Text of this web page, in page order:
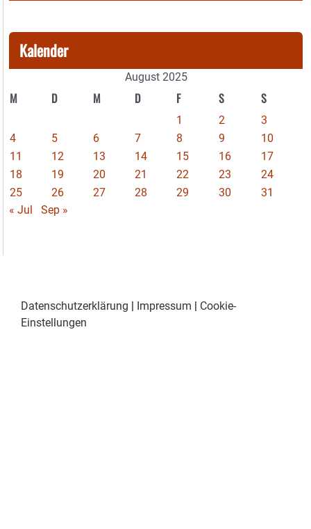
Kalender
August 2025
M D M D F S S
1 2
3
4
5 6 7 8 9
10
11
12 13 14 15 16
17
18
19 20 21 22 23
24
25
26 27 28 29 30
31
« Jul
Sep »
Datenschutzerklärung | Impressum | Cookie-
Einstellungen